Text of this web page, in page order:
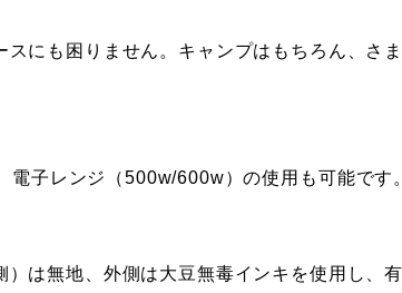
にも困りません。キャンプはもちろん、さ
子レンジ（500w/600w）の使用も可能です。
は無地、外側は大豆無毒インキを使用し、